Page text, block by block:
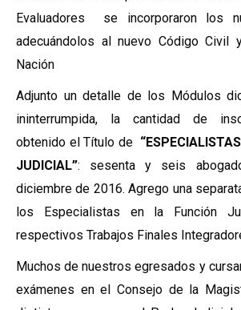
Evaluadores se incorporaron los
adecuándolos al nuevo Código Civil
Nación
Adjunto un detalle de los Módulos
ininterrumpida, la cantidad de
obtenido el Título de
JUDICIAL”: sesenta y seis
diciembre de 2016. Agrego una
los Especialistas en la Función
respectivos Trabajos Finales
Muchos de nuestros egresados y
exámenes en el Consejo de la